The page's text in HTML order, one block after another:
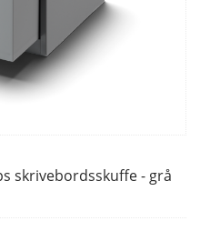
skrivebordsskuffe - grå